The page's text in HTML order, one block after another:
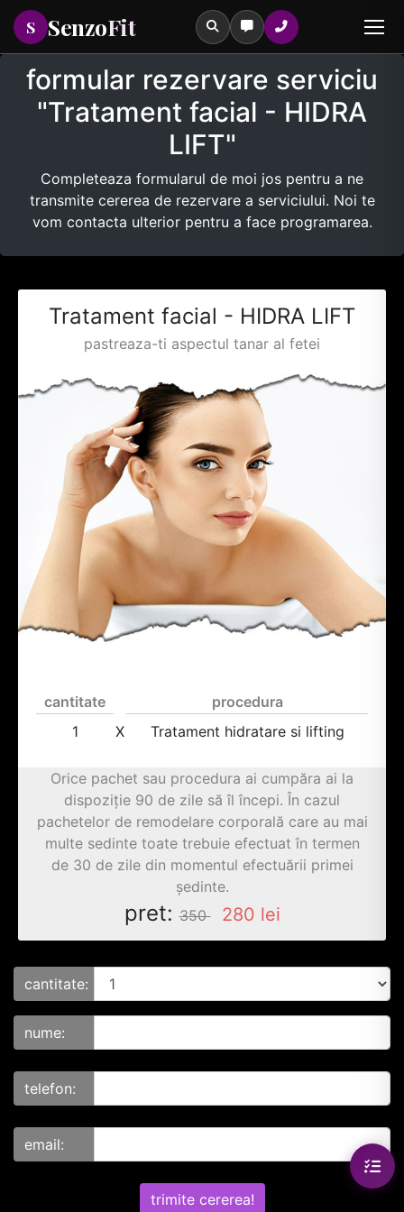
S SenzoFit
Tastează pentru a căuta printre serviciile noastre
formular rezervare serviciu
"Tratament facial - HIDRA
LIFT"
Completeaza formularul de moi jos pentru a ne
transmite cererea de rezervare a serviciului. Noi te
vom contacta ulterior pentru a face programarea.
Tratament facial - HIDRA LIFT
pastreaza-ti aspectul tanar al fetei
cantitate
procedura
1
X Tratament hidratare si lifting
Orice pachet sau procedura ai cumpăra ai la
dispoziție 90 de zile să îl începi. În cazul
pachetelor de remodelare corporală care au mai
multe sedinte toate trebuie efectuat în termen
de 30 de zile din momentul efectuării primei
ședinte.
pret:350280 lei
cantitate:
nume:
telefon:
email:
trimite cererea!